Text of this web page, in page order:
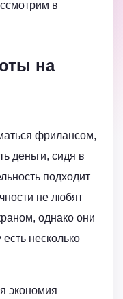
в
на
фрилансом,
деньги, сидя в
подходит
не любят
однако они
несколько
экономия